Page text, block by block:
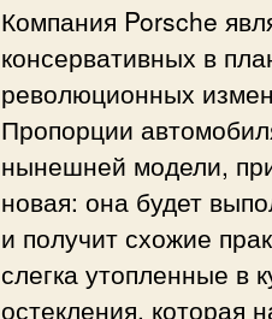
Компания Porsche
консервативных в
революционных
Пропорции
нынешней модели,
новая: она будет
и получит схожие
слегка утопленные в
остекления, которая